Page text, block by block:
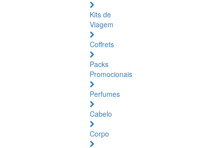
Kits de
Viagem
Coffrets
Packs
Promocionais
Perfumes
Cabelo
Corpo